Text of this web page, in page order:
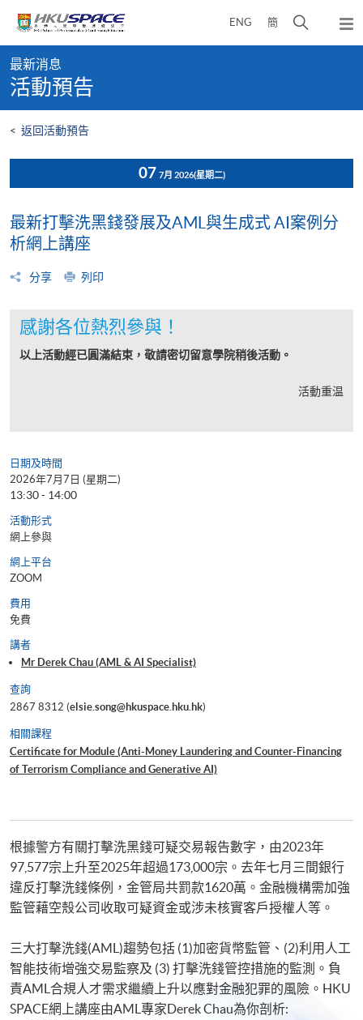
content
ENG 簡
開
彈
出
content
start
最新消息
活動預告
< 返回活動預告
07 7月 2026(星期二)
最新打擊洗黑錢發展及AML與生成式 AI案例分
析網上講座
分享 列印
感謝各位熱烈參與！
以上活動經已圓滿結束，敬請密切留意學院稍後活動。
活動重温
日期及時間
2026年7月7日 (星期二)
13:30 - 14:00
活動形式
網上參與
網上平台
ZOOM
費用
免費
講者
Mr Derek Chau (AML & AI Specialist)
查詢
2867 8312 (elsie.song@hkuspace.hku.hk)
相關課程
Certificate for Module (Anti-Money Laundering and Counter-Financing
of Terrorism Compliance and Generative AI)
根據警方有關打擊洗黑錢可疑交易報告數字，由2023年
97,577宗上升至2025年超過173,000宗。去年七月三間銀行
違反打擊洗錢條例，金管局共罰款1620萬。金融機構需加強
監管藉空殼公司收取可疑資金或涉未核實客戶授權人等。
三大打擊洗錢(AML)趨勢包括 (1)加密貨幣監管、(2)利用人工
智能技術增強交易監察及 (3) 打擊洗錢管控措施的監測。負
責AML合規人才需求繼續上升以應對金融犯罪的風險。HKU
SPACE網上講座由AML專家Derek Chau為你剖析: